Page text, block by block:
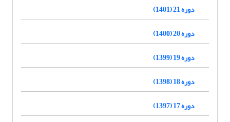
دوره 21 (1401)
دوره 20 (1400)
دوره 19 (1399)
دوره 18 (1398)
دوره 17 (1397)